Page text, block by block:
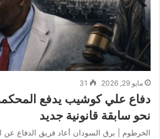
مايو 29, 2026 31
دفاع علي كوشيب يدفع المحكمة
نحو سابقة قانونية جديد
الخرطوم | برق السودان أعاد فريق الدفاع عن